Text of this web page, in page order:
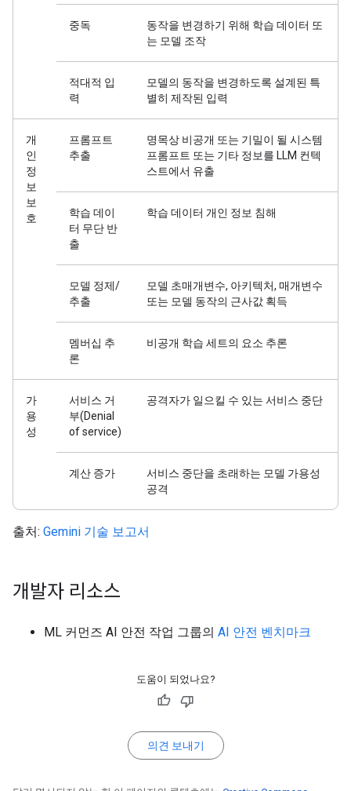
중독
동작을 변경하기 위해 학습 데이터 또
는 모델 조작
적대적 입
력
모델의 동작을 변경하도록 설계된 특
별히 제작된 입력
개
인
정
보
보
호
프롬프트
추출
명목상 비공개 또는 기밀이 될 시스템
프롬프트 또는 기타 정보를 LLM 컨텍
스트에서 유출
학습 데이
터 무단 반
출
학습 데이터 개인 정보 침해
모델 정제/
추출
모델 초매개변수, 아키텍처, 매개변수
또는 모델 동작의 근사값 획득
멤버십 추
론
비공개 학습 세트의 요소 추론
가
용
성
서비스 거
부(Denial
of service)
공격자가 일으킬 수 있는 서비스 중단
계산 증가
서비스 중단을 초래하는 모델 가용성
공격
출처: Gemini 기술 보고서
개발자 리소스
ML 커먼즈 AI 안전 작업 그룹의 AI 안전 벤치마크
도움이 되었나요?
의견 보내기